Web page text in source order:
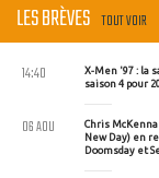
LES BRÈVES TOUT VOIR
X-Men '97 : la
saison 4 pour
14:40
Chris
New Day) en
Doomsday et
06 AOU